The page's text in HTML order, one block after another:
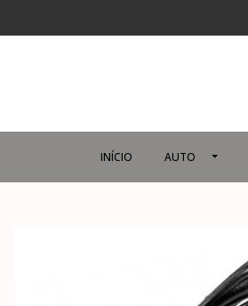
INÍCIO AUTO